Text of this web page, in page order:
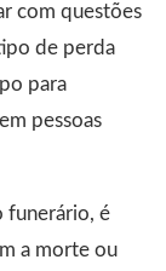
com questões
de perda
para
pessoas
funerário, é
a morte ou